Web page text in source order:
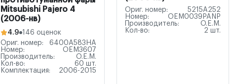
Mitsubishi Pajero 4
(2006-нв)
4.9 146 оценок
Ориг. номер:
6400A583HA
Номер:
OEM3607
Производитель:
O.E.M.
Кол-во:
60 шт.
Комплектация:
2006-2015
Ориг. номер:
5215A252
Номер:
OEM0039PANP
Производитель:
O.E.M.
Кол-во:
2 шт.